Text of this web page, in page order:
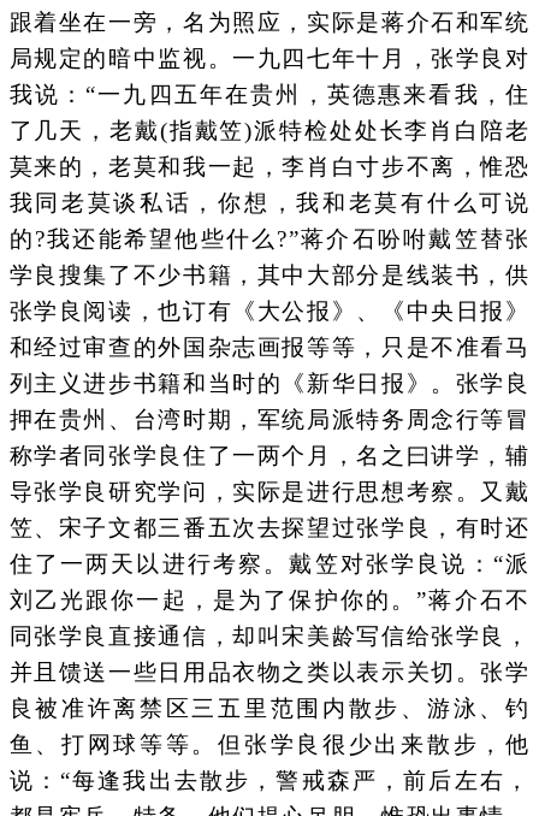
跟着坐在一旁，名为照应，实际是蒋介石和军统
局规定的暗中监视。一九四七年十月，张学良对
我说：“一九四五年在贵州，英德惠来看我，住
了几天，老戴(指戴笠)派特检处处长李肖白陪老
莫来的，老莫和我一起，李肖白寸步不离，惟恐
我同老莫谈私话，你想，我和老莫有什么可说
的?我还能希望他些什么?”蒋介石吩咐戴笠替张
学良搜集了不少书籍，其中大部分是线装书，供
张学良阅读，也订有《大公报》、《中央日报》
和经过审查的外国杂志画报等等，只是不准看马
列主义进步书籍和当时的《新华日报》。张学良
押在贵州、台湾时期，军统局派特务周念行等冒
称学者同张学良住了一两个月，名之曰讲学，辅
导张学良研究学问，实际是进行思想考察。又戴
笠、宋子文都三番五次去探望过张学良，有时还
住了一两天以进行考察。戴笠对张学良说：“派
刘乙光跟你一起，是为了保护你的。”蒋介石不
同张学良直接通信，却叫宋美龄写信给张学良，
并且馈送一些日用品衣物之类以表示关切。张学
良被准许离禁区三五里范围内散步、游泳、钓
鱼、打网球等等。但张学良很少出来散步，他
说：“每逢我出去散步，警戒森严，前后左右，